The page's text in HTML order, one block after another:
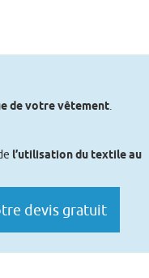
de votre vêtement.
l’utilisation du textile au
devis gratuit